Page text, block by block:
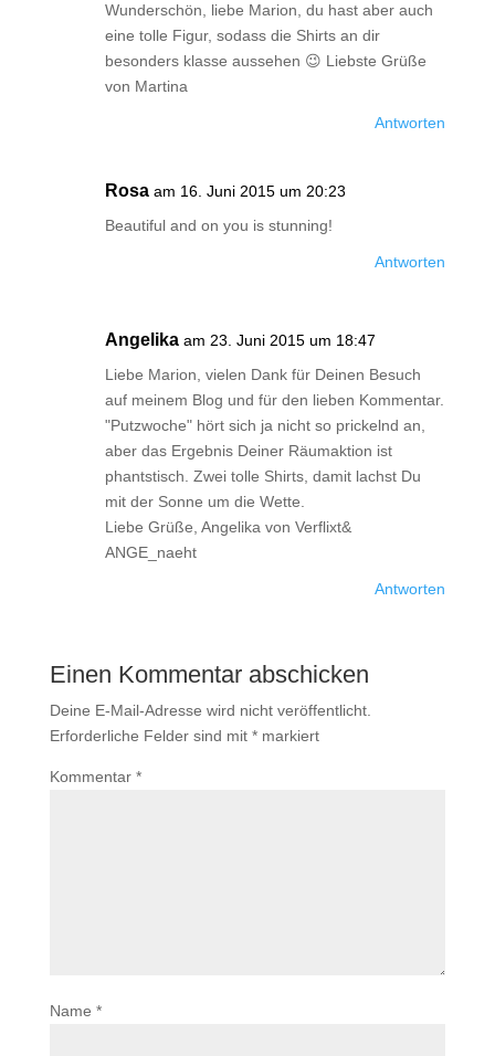
Wunderschön, liebe Marion, du hast aber auch
eine tolle Figur, sodass die Shirts an dir
besonders klasse aussehen 😉 Liebste Grüße
von Martina
Antworten
Rosa am 16. Juni 2015 um 20:23
Beautiful and on you is stunning!
Antworten
Angelika am 23. Juni 2015 um 18:47
Liebe Marion, vielen Dank für Deinen Besuch
auf meinem Blog und für den lieben Kommentar.
"Putzwoche" hört sich ja nicht so prickelnd an,
aber das Ergebnis Deiner Räumaktion ist
phantstisch. Zwei tolle Shirts, damit lachst Du
mit der Sonne um die Wette.
Liebe Grüße, Angelika von Verflixt&
ANGE_naeht
Antworten
Einen Kommentar abschicken
Deine E-Mail-Adresse wird nicht veröffentlicht.
Erforderliche Felder sind mit *markiert
Kommentar *
Name *